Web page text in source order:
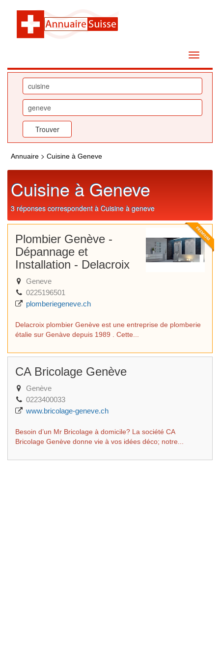
Annuaire > Cuisine à Geneve
Cuisine à Geneve
3 réponses correspondent à Cuisine à geneve
Plombier Genève -
Dépannage et
Installation - Delacroix
Geneve
0225196501
plomberiegeneve.ch
Delacroix plombier Genève est une entreprise de plomberie
étalie sur Genàve depuis 1989 . Cette...
CA Bricolage Genève
Genève
0223400033
www.bricolage-geneve.ch
Besoin d’un Mr Bricolage à domicile? La société CA
Bricolage Genève donne vie à vos idées déco; notre...